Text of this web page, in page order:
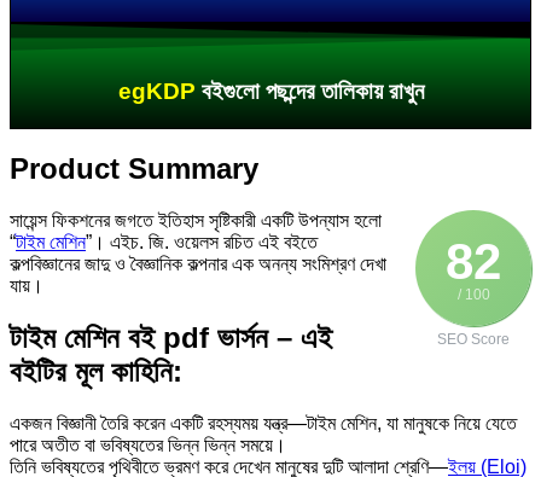
egKDP বইগুলো পছন্দের তালিকায় রাখুন
Product Summary
82
/ 100
SEO Score
সায়েন্স ফিকশনের জগতে ইতিহাস সৃষ্টিকারী একটি উপন্যাস হলো
“টাইম মেশিন”। এইচ. জি. ওয়েলস রচিত এই বইতে
কল্পবিজ্ঞানের জাদু ও বৈজ্ঞানিক কল্পনার এক অনন্য সংমিশ্রণ দেখা
যায়।
টাইম মেশিন বই pdf ভার্সন – এই
বইটির মূল কাহিনি:
একজন বিজ্ঞানী তৈরি করেন একটি রহস্যময় যন্ত্র—টাইম মেশিন, যা মানুষকে নিয়ে যেতে
পারে অতীত বা ভবিষ্যতের ভিন্ন ভিন্ন সময়ে।
তিনি ভবিষ্যতের পৃথিবীতে ভ্রমণ করে দেখেন মানুষের দুটি আলাদা শ্রেণি—ইলয় (Eloi)